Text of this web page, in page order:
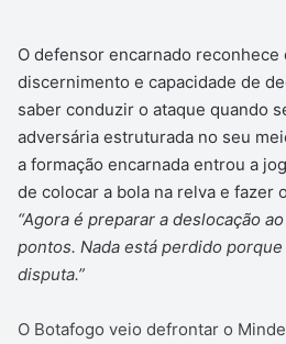
O defensor encarnado reconhece
discernimento e capacidade de
saber conduzir o ataque quando
adversária estruturada no seu
a formação encarnada entrou a
de colocar a bola na relva e fazer
“Agora é preparar a deslocação
pontos. Nada está perdido
disputa.”
O Botafogo veio defrontar o